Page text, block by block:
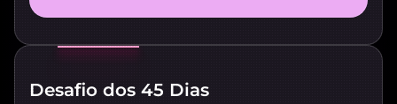
Desafio dos 45 Dias